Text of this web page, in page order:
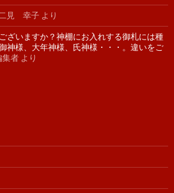
二見 幸子 より
ざいますか？神棚にお入れする御札には種
神様、大年神様、氏神様・・・。違いをご
集者 より